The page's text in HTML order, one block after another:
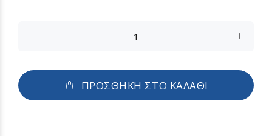
ΠΡΟΣΘΗΚΗ ΣΤΟ ΚΑΛΑΘΙ